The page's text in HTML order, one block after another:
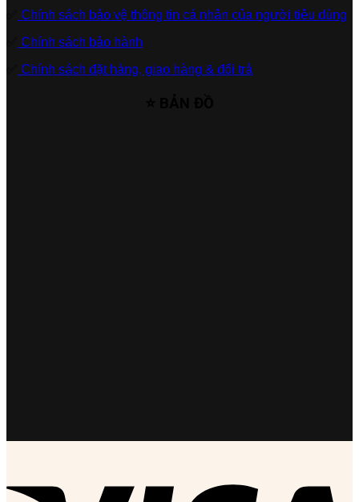
Chính sách bảo vệ thông tin cá nhân của người tiêu dùng
Chính sách bảo hành
Chính sách đặt hàng, giao hàng & đổi trả